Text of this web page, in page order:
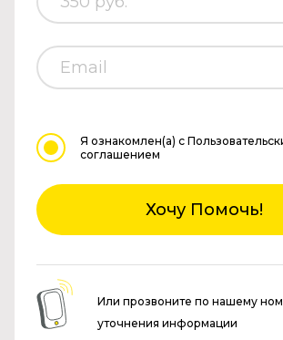
Я ознакомлен(а) с
соглашением
Хочу Помочь!
Или прозвоните по нашему
уточнения информации